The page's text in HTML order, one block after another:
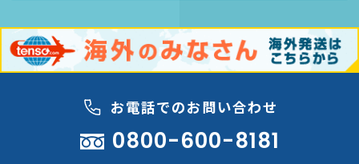
お電話でのお問い合わせ
0800-600-8181